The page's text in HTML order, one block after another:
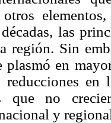
las
región. Sin
plasmó en
reducciones
que no
y